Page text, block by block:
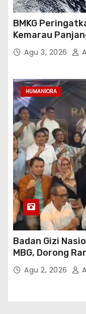
BMKG
Kemarau
hingga Awal
Agu 3, 2026
HUMANIORA
Badan Gizi
MBG, Dorong
Petani Lokal
Agu 2, 2026